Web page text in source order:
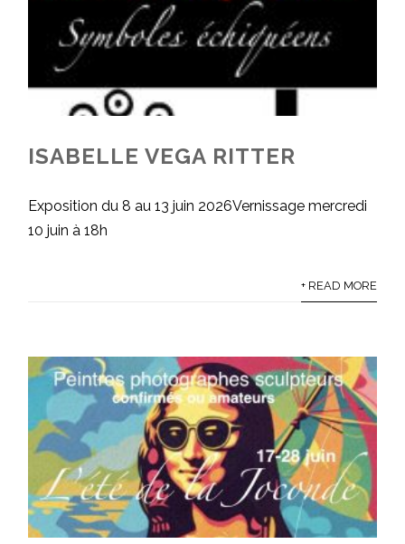
ISABELLE VEGA RITTER
Exposition du 8 au 13 juin 2026Vernissage mercredi
10 juin à 18h
+ READ MORE